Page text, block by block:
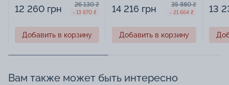
12 260 грн 26 130 ₴
- 13 870 ₴
Добавить в корзину
14 216 грн 35 880 ₴
- 21 664 ₴
Добавить в корзину
13
Вам также может быть интересно